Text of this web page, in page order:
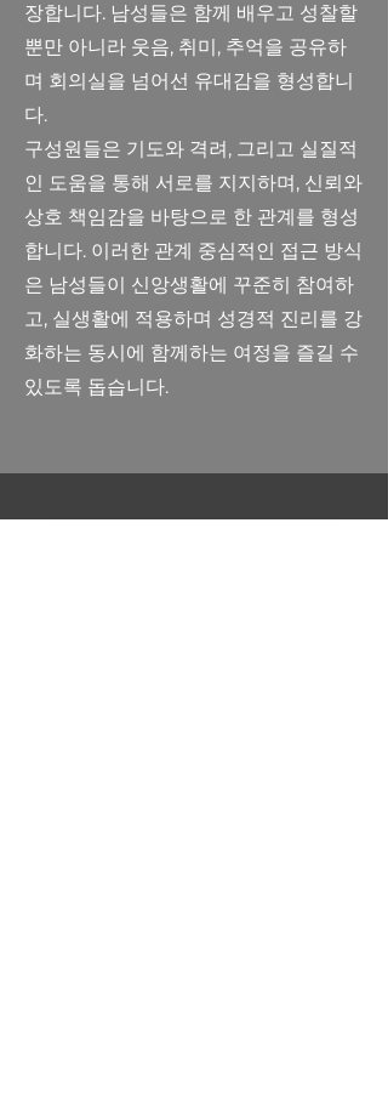
장합니다. 남성들은 함께 배우고 성찰할
뿐만 아니라 웃음, 취미, 추억을 공유하
며 회의실을 넘어선 유대감을 형성합니
다.
구성원들은 기도와 격려, 그리고 실질적
인 도움을 통해 서로를 지지하며, 신뢰와
상호 책임감을 바탕으로 한 관계를 형성
합니다. 이러한 관계 중심적인 접근 방식
은 남성들이 신앙생활에 꾸준히 참여하
고, 실생활에 적용하며 성경적 진리를 강
화하는 동시에 함께하는 여정을 즐길 수
있도록 돕습니다.